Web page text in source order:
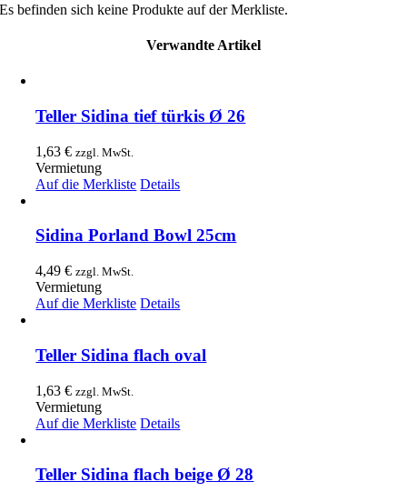
Es befinden sich keine Produkte auf der Merkliste.
Verwandte Artikel
Teller Sidina tief türkis Ø 26
1,63€ zzgl. MwSt.
Vermietung
Auf die Merkliste Details
Sidina Porland Bowl 25cm
4,49€ zzgl. MwSt.
Vermietung
Auf die Merkliste Details
Teller Sidina flach oval
1,63€ zzgl. MwSt.
Vermietung
Auf die Merkliste Details
Teller Sidina flach beige Ø 28